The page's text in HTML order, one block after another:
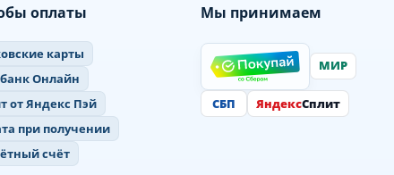
оплаты
карты
Онлайн
от Яндекс Пэй
при получении
счёт
Мы принимаем
МИР
СБП ЯндексСплит